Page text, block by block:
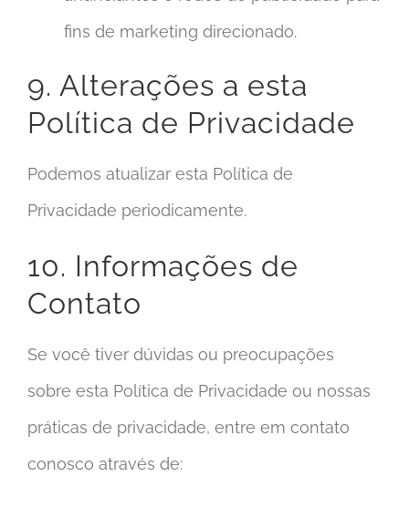
fins de marketing direcionado.
9. Alterações a esta
Política de Privacidade
Podemos atualizar esta Política de
Privacidade periodicamente.
10. Informações de
Contato
Se você tiver dúvidas ou preocupações
sobre esta Política de Privacidade ou nossas
práticas de privacidade, entre em contato
conosco através de: